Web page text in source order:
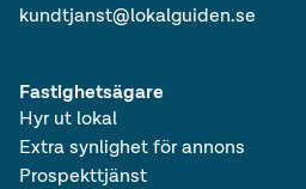
kundtjanst@lokalguiden.se
Fastighetsägare
Hyr ut lokal
Extra synlighet för annons
Prospekttjänst